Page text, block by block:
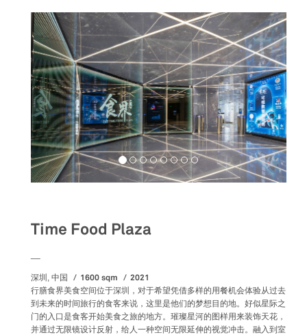
Time Food Plaza
深圳, 中国 1600 sqm 2021
行膳食界美食空间位于深圳，对于希望凭借多样的用餐机会体验从过去
到未来的时间旅行的食客来说，这里是他们的梦想目的地。好似星际之
门的入口是食客开始美食之旅的地方。璀璨星河的图样用来装饰天花，
并通过无限镜设计反射，给人一种空间无限延伸的视觉冲击。融入到室